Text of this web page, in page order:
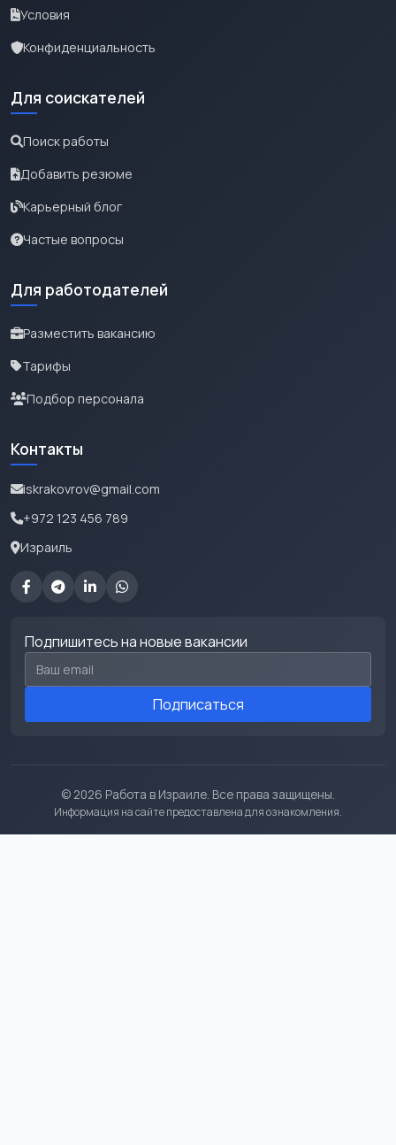
Условия
Конфиденциальность
Для соискателей
Поиск работы
Добавить резюме
Карьерный блог
Частые вопросы
Для работодателей
Разместить вакансию
Тарифы
Подбор персонала
Контакты
iskrakovrov@gmail.com
+972 123 456 789
Израиль
Подпишитесь на новые вакансии
Email для подписки
Подписаться
© 2026 Работа в Израиле. Все права защищены.
Информация на сайте предоставлена для ознакомления.